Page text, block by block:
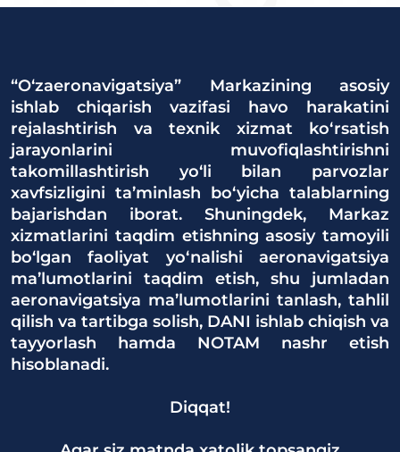
“O‘zaeronavigatsiya” Markazining asosiy
ishlab chiqarish vazifasi havo harakatini
rejalashtirish va texnik xizmat ko‘rsatish
jarayonlarini muvofiqlashtirishni
takomillashtirish yo‘li bilan parvozlar
xavfsizligini ta’minlash bo‘yicha talablarning
bajarishdan iborat. Shuningdek, Markaz
xizmatlarini taqdim etishning asosiy tamoyili
bo‘lgan faoliyat yo‘nalishi aeronavigatsiya
ma’lumotlarini taqdim etish, shu jumladan
aeronavigatsiya ma’lumotlarini tanlash, tahlil
qilish va tartibga solish, DANI ishlab chiqish va
tayyorlash hamda NOTAM nashr etish
hisoblanadi.
Diqqat!